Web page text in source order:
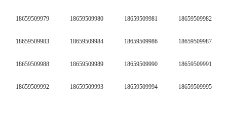
18659509979 18659509980 18659509981 18659509982
18659509983 18659509984 18659509986 18659509987
18659509988 18659509989 18659509990 18659509991
18659509992 18659509993 18659509994 18659509995